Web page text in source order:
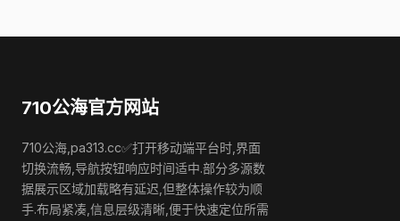
710公海官方网站
710公海,pa313.cc✅打开移动端平台时,界面
切换流畅,导航按钮响应时间适中.部分多源数
据展示区域加载略有延迟,但整体操作较为顺
手.布局紧凑,信息层级清晰,便于快速定位所需